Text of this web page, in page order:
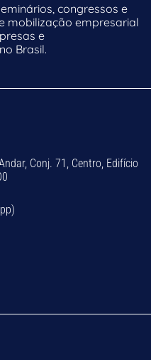
congressos e
mobilização empresarial
e
Brasil.
Conj. 71, Centro, Edifício